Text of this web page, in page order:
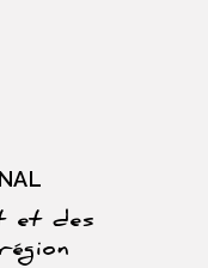
et des